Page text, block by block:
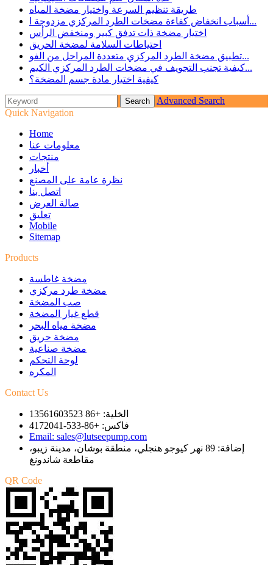
طريقة تنظيم السرعة واختيار مضخة المياه
أسباب انخفاض كفاءة مضخات الطرد المركزي مزدوجة ا...
اختيار مضخة ذات تدفق كبير ومنخفض الرأس
احتياطات السلامة لمضخة الحريق
تطبيق مضخة الطرد المركزي متعددة المراحل من الفو...
كيفية تجنب التجويف في مضخات الطرد المركزي الكيم...
كيفية اختيار مادة جسم المضخة؟
Advanced Search
Quick Navigation
Home
معلومات عنا
منتجات
أخبار
نظرة عامة على المصنع
اتصل بنا
صالة العرض
تعليق
Mobile
Sitemap
Products
مضخة غاطسة
مضخة طرد مركزي
صب المضخة
قطع غيار المضخة
مضخة مياه البحر
مضخة حريق
مضخة صناعية
لوحة التحكم
المكره
Contact Us
الخلية: +86 13561603523
فاكس: +86-533-4172041
Email: sales@lutseepump.com
إضافة: 89 نهر كيوجو هنجلي، منطقة بوشان، مدينة زيبو،
مقاطعة شاندونغ
QR Code